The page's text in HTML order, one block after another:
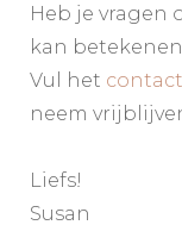
Heb je vragen
kan
Vul het
neem
Liefs!
Susan